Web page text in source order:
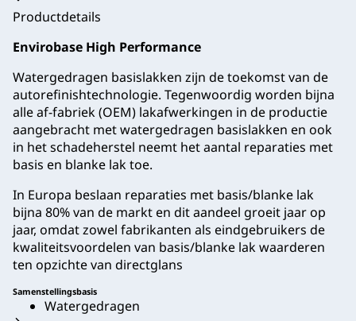
Productdetails
Envirobase High Performance
Watergedragen basislakken zijn de toekomst van de
autorefinishtechnologie. Tegenwoordig worden bijna
alle af-fabriek (OEM) lakafwerkingen in de productie
aangebracht met watergedragen basislakken en ook
in het schadeherstel neemt het aantal reparaties met
basis en blanke lak toe.
In Europa beslaan reparaties met basis/blanke lak
bijna 80% van de markt en dit aandeel groeit jaar op
jaar, omdat zowel fabrikanten als eindgebruikers de
kwaliteitsvoordelen van basis/blanke lak waarderen
ten opzichte van directglans
Samenstellingsbasis
Watergedragen